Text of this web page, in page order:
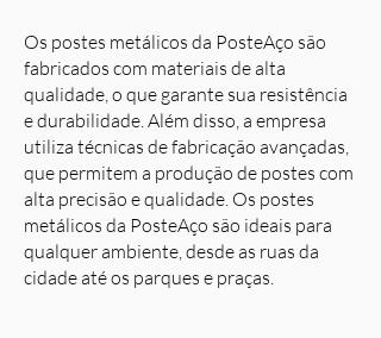
Os postes metálicos da PosteAço são
fabricados com materiais de alta
qualidade, o que garante sua resistência
e durabilidade. Além disso, a empresa
utiliza técnicas de fabricação avançadas,
que permitem a produção de postes com
alta precisão e qualidade. Os postes
metálicos da PosteAço são ideais para
qualquer ambiente, desde as ruas da
cidade até os parques e praças.